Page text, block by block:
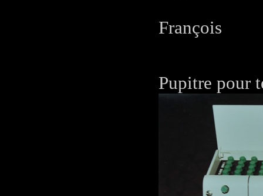
François
Pupitre pour